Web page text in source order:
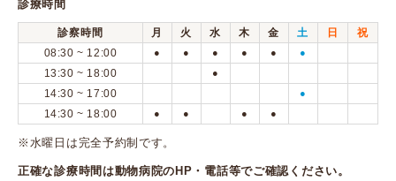
診療時間
診察時間 月 火 水 木 金 土 日
祝
08:30 ~ 12:00
● ● ● ● ● ●
13:30 ~ 18:00 ●
14:30 ~ 17:00 ●
14:30 ~ 18:00 ● ● ● ●
※水曜日は完全予約制です。
正確な診療時間は動物病院のHP・電話等でご確認ください。